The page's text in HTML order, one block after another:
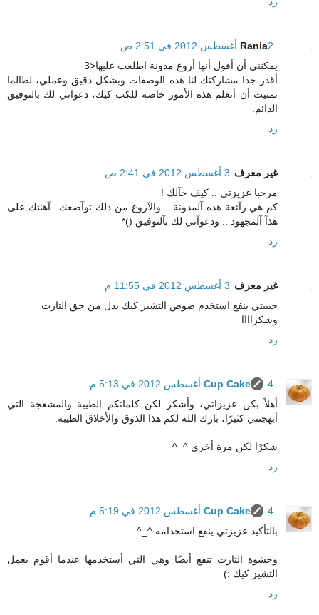
Rania2 أغسطس 2012 في 2:51 ص
يمكنني أن أقول أنها أروع مدونة اطلعت عليها<3
أقدر جدا مشاركتك لنا هذه الوصفات وبشكل دقيق وعملي، لطالما
تمنيت أن أتعلم هذه الأمور خاصة للكب كيك، دعواتي لك بالتوفيق
الدائم.
رد
غير معرف 3 أغسطس 2012 في 2:41 ص
مرحبا عزيزتي .. كيف حآلك !
كم هي رآئعة هذه آلمدونة .. والآروع من ذلك توآضعك ..آهنئك على
هذآ آلمجهود .. ودعوآتي لك بآلتوفيق ()*
رد
غير معرف 3 أغسطس 2012 في 11:55 م
حبيبتي ينفع استخدم صوص التشيز كيك بدل من حق التارت
وشكراااا
رد
Cup Cake
4 أغسطس 2012 في 5:13 م
أهلاً بكن عزيزاتي، وأشكر لكن كلماتكم الطيبة والمشعجة التي
أبهجتني كثيرًا، بارك الله لكم هذا الذوق والأخلاق الطيبة.
شكرًا لكن مرة أخرى ^_^
رد
Cup Cake
4 أغسطس 2012 في 5:19 م
بالتأكيد عزيزتي ينفع استخدامه ^_^
وحشوة التارت تنفع أيضًا وهي التي أستخدمها عندما أقوم بعمل
التشيز كيك :)
رد